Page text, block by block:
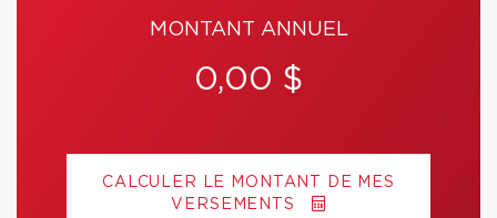
MONTANT ANNUEL
0,00 $
CALCULER LE MONTANT DE MES
VERSEMENTS